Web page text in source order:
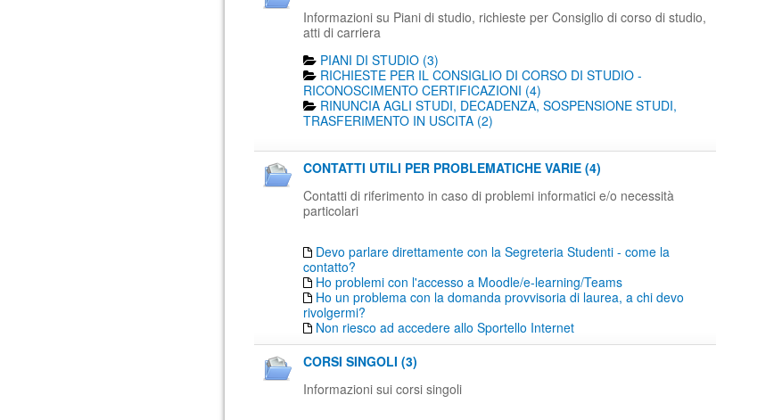
Informazioni su Piani di studio, richieste per Consiglio di corso di studio,
atti di carriera
PIANI DI STUDIO (3)
RICHIESTE PER IL CONSIGLIO DI CORSO DI STUDIO -
RICONOSCIMENTO CERTIFICAZIONI (4)
RINUNCIA AGLI STUDI, DECADENZA, SOSPENSIONE STUDI,
TRASFERIMENTO IN USCITA (2)
CONTATTI UTILI PER PROBLEMATICHE VARIE (4)
Contatti di riferimento in caso di problemi informatici e/o necessità
particolari
Devo parlare direttamente con la Segreteria Studenti - come la
contatto?
Ho problemi con l'accesso a Moodle/e-learning/Teams
Ho un problema con la domanda provvisoria di laurea, a chi devo
rivolgermi?
Non riesco ad accedere allo Sportello Internet
CORSI SINGOLI (3)
Informazioni sui corsi singoli